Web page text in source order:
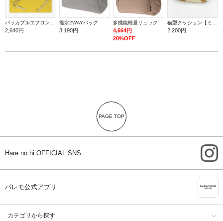
2,640円
撥水2WAYバッグ
3,190円
多機能軽量リュック
4,664円
20%OFF
2,200円
PAGE TOP
Hare no hi OFFICIAL SNS
パレモ公式アプリ
カテゴリから探す